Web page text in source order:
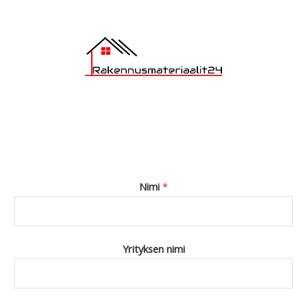
Nimi *
Yrityksen nimi